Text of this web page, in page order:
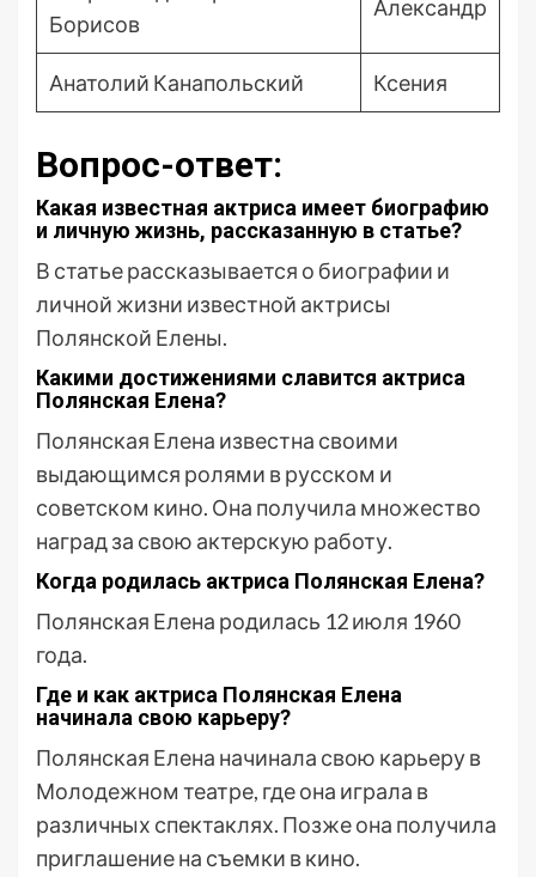
Борисов
Александр
Анатолий Канапольский Ксения
Вопрос-ответ:
Какая известная актриса имеет биографию
и личную жизнь, рассказанную в статье?
В статье рассказывается о биографии и
личной жизни известной актрисы
Полянской Елены.
Какими достижениями славится актриса
Полянская Елена?
Полянская Елена известна своими
выдающимся ролями в русском и
советском кино. Она получила множество
наград за свою актерскую работу.
Когда родилась актриса Полянская Елена?
Полянская Елена родилась 12 июля 1960
года.
Где и как актриса Полянская Елена
начинала свою карьеру?
Полянская Елена начинала свою карьеру в
Молодежном театре, где она играла в
различных спектаклях. Позже она получила
приглашение на съемки в кино.